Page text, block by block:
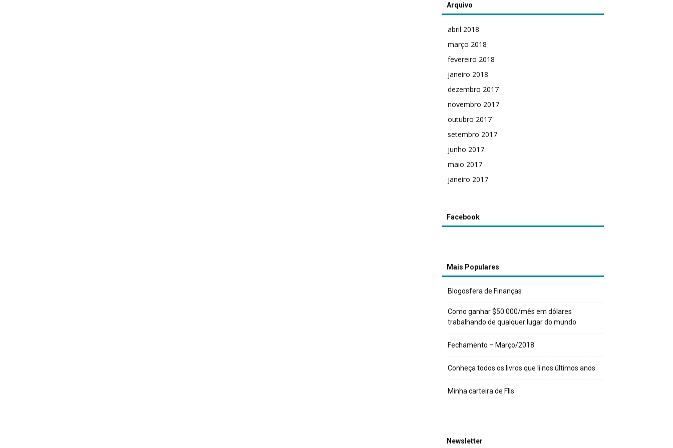
Arquivo
abril 2018
março 2018
fevereiro 2018
janeiro 2018
dezembro 2017
novembro 2017
outubro 2017
setembro 2017
junho 2017
maio 2017
janeiro 2017
Facebook
Mais Populares
Blogosfera de Finanças
Como ganhar $50.000/mês em dólares
trabalhando de qualquer lugar do mundo
Fechamento – Março/2018
Conheça todos os livros que li nos últimos anos
Minha carteira de FIIs
Newsletter